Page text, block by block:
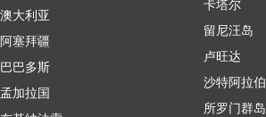
澳大利亚
阿塞拜疆
巴巴多斯
孟加拉国
卡塔尔
留尼汪岛
卢旺达
沙特阿拉伯
所罗门群岛